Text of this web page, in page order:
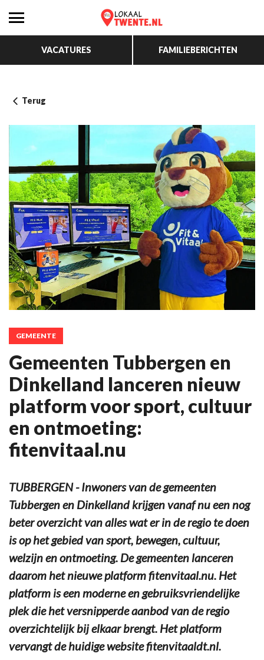
VACATURES FAMILIEBERICHTEN
Terug
GEMEENTE
Gemeenten Tubbergen en
Dinkelland lanceren nieuw
platform voor sport, cultuur
en ontmoeting:
fitenvitaal.nu
TUBBERGEN - Inwoners van de gemeenten
Tubbergen en Dinkelland krijgen vanaf nu een nog
beter overzicht van alles wat er in de regio te doen
is op het gebied van sport, bewegen, cultuur,
welzijn en ontmoeting. De gemeenten lanceren
daarom het nieuwe platform fitenvitaal.nu. Het
platform is een moderne en gebruiksvriendelijke
plek die het versnipperde aanbod van de regio
overzichtelijk bij elkaar brengt. Het platform
vervangt de huidige website fitenvitaaldt.nl.